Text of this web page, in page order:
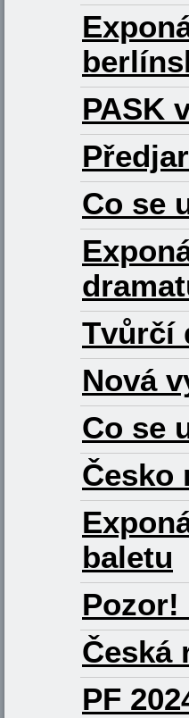
PASK
Co se
Tvůrčí
Nová
Co se
Česko
baletu
Pozor!
Česká
PF